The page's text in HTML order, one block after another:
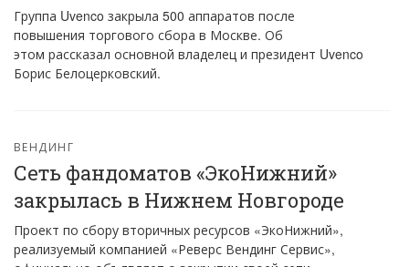
Группа Uvenco закрыла 500 аппаратов после
повышения торгового сбора в Москве. Об
этом рассказал основной владелец и президент Uvenco
Борис Белоцерковский.
ВЕНДИНГ
Сеть фандоматов «ЭкоНижний»
закрылась в Нижнем Новгороде
Проект по сбору вторичных ресурсов «ЭкоНижний»,
реализуемый компанией «Реверс Вендинг Сервис»,